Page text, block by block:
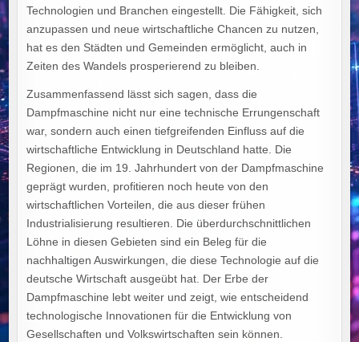
Technologien und Branchen eingestellt. Die Fähigkeit, sich
anzupassen und neue wirtschaftliche Chancen zu nutzen,
hat es den Städten und Gemeinden ermöglicht, auch in
Zeiten des Wandels prosperierend zu bleiben.
Zusammenfassend lässt sich sagen, dass die
Dampfmaschine nicht nur eine technische Errungenschaft
war, sondern auch einen tiefgreifenden Einfluss auf die
wirtschaftliche Entwicklung in Deutschland hatte. Die
Regionen, die im 19. Jahrhundert von der Dampfmaschine
geprägt wurden, profitieren noch heute von den
wirtschaftlichen Vorteilen, die aus dieser frühen
Industrialisierung resultieren. Die überdurchschnittlichen
Löhne in diesen Gebieten sind ein Beleg für die
nachhaltigen Auswirkungen, die diese Technologie auf die
deutsche Wirtschaft ausgeübt hat. Der Erbe der
Dampfmaschine lebt weiter und zeigt, wie entscheidend
technologische Innovationen für die Entwicklung von
Gesellschaften und Volkswirtschaften sein können.